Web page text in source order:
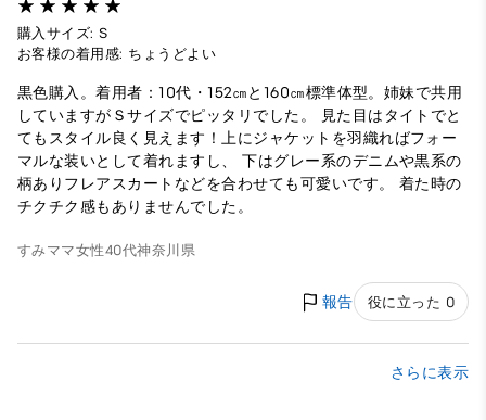
購入サイズ: S
お客様の着用感: ちょうどよい
黒色購入。着用者：10代・152㎝と160㎝標準体型。姉妹で共用
していますがＳサイズでピッタリでした。 見た目はタイトでと
てもスタイル良く見えます！上にジャケットを羽織ればフォー
マルな装いとして着れますし、 下はグレー系のデニムや黒系の
柄ありフレアスカートなどを合わせても可愛いです。 着た時の
チクチク感もありませんでした。
すみママ女性40代神奈川県
報告 役に立った 0
さらに表示